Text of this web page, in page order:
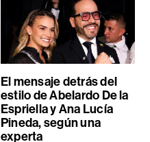
El mensaje detrás del
estilo de Abelardo De la
Espriella y Ana Lucía
Pineda, según una
experta